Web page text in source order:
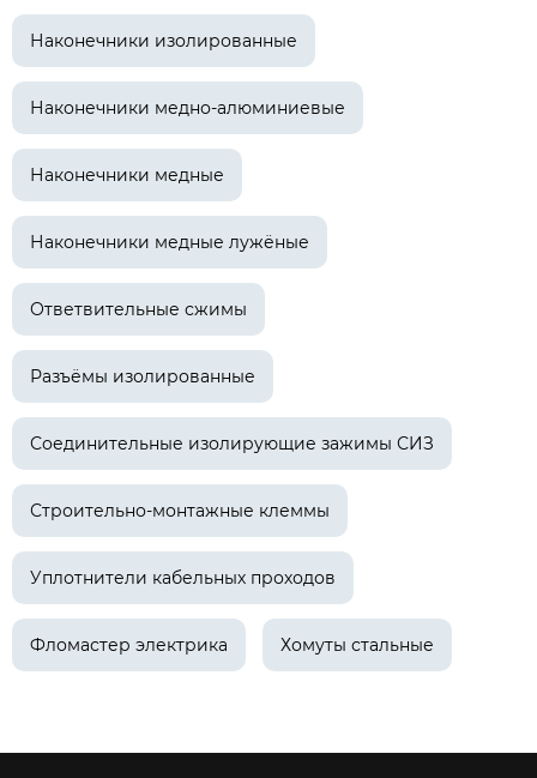
Наконечники изолированные
Наконечники медно-алюминиевые
Наконечники медные
Наконечники медные лужёные
Ответвительные сжимы
Разъёмы изолированные
Соединительные изолирующие зажимы СИЗ
Строительно-монтажные клеммы
Уплотнители кабельных проходов
Фломастер электрика Хомуты стальные